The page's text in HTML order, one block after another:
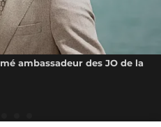
ambassadeur des JO de la